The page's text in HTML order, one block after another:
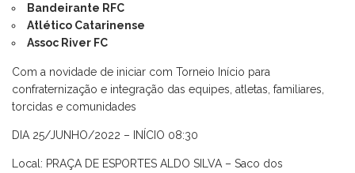
Bandeirante RFC
Atlético Catarinense
Assoc River FC
Com a novidade de iniciar com Torneio Início para
confraternização e integração das equipes, atletas, familiares,
torcidas e comunidades
DIA 25/JUNHO/2022 – INÍCIO 08:30
Local: PRAÇA DE ESPORTES ALDO SILVA – Saco dos